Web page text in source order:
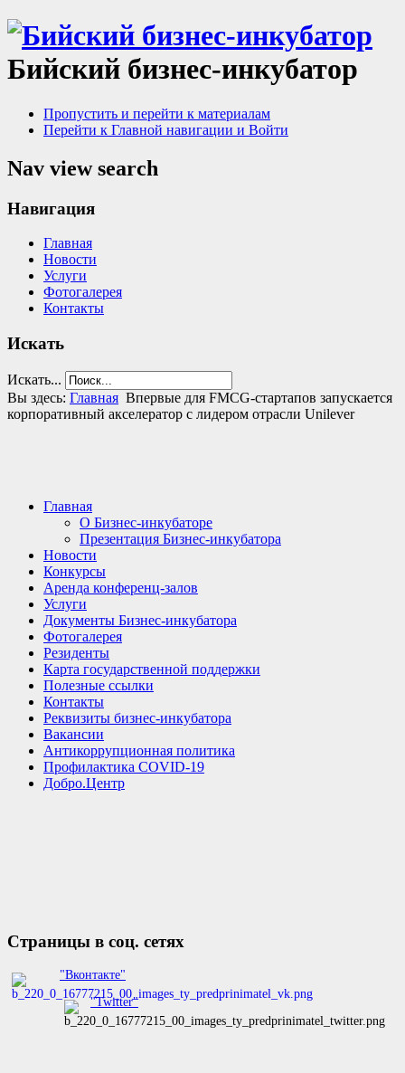
Бийский бизнес-инкубатор
Пропустить и перейти к материалам
Перейти к Главной навигации и Войти
Nav view search
Навигация
Главная
Новости
Услуги
Фотогалерея
Контакты
Искать
Искать...
Вы здесь: Главная Впервые для FMCG-стартапов запускается
корпоративный акселератор с лидером отрасли Unilever
Главная
О Бизнес-инкубаторе
Презентация Бизнес-инкубатора
Новости
Конкурсы
Аренда конференц-залов
Услуги
Документы Бизнес-инкубатора
Фотогалерея
Резиденты
Карта государственной поддержки
Полезные ссылки
Контакты
Реквизиты бизнес-инкубатора
Вакансии
Антикоррупционная политика
Профилактика COVID-19
Добро.Центр
Страницы в соц. сетях
"Вконтакте"
"Twitter"